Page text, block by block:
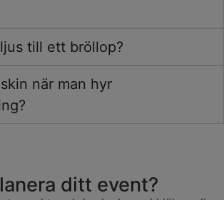
till ett bröllop?
när man hyr
ditt event?